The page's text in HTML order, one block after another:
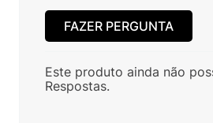
FAZER PERGUNTA
Este produto ainda não
Respostas.